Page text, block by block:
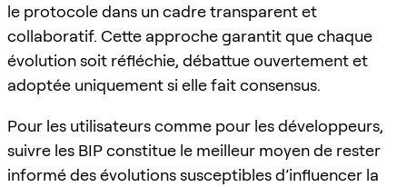
le protocole dans un cadre transparent et
collaboratif. Cette approche garantit que chaque
évolution soit réfléchie, débattue ouvertement et
adoptée uniquement si elle fait consensus.
Pour les utilisateurs comme pour les développeurs,
suivre les BIP constitue le meilleur moyen de rester
informé des évolutions susceptibles d’influencer la